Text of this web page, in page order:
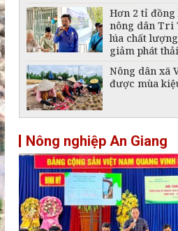
Hơn 2 tỉ
nông dân Tri
lúa chất
giảm phát thải
Nông dân xã
được mùa
bao tiêu trái
nông dân
Trung
Nông nghiệp An Giang